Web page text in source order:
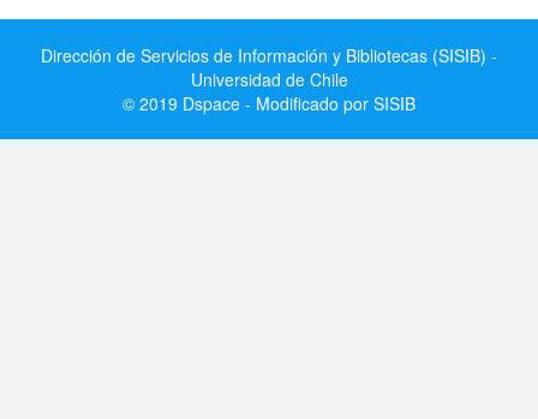
Dirección de Servicios de Información y Bibliotecas (SISIB) -
Universidad de Chile
© 2019 Dspace - Modificado por SISIB